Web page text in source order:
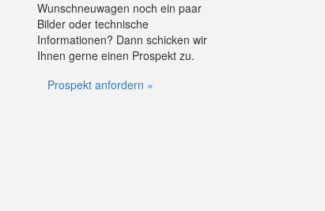
Wunschneuwagen noch ein paar
Bilder oder technische
Informationen? Dann schicken wir
Ihnen gerne einen Prospekt zu.
Prospekt anfordern »